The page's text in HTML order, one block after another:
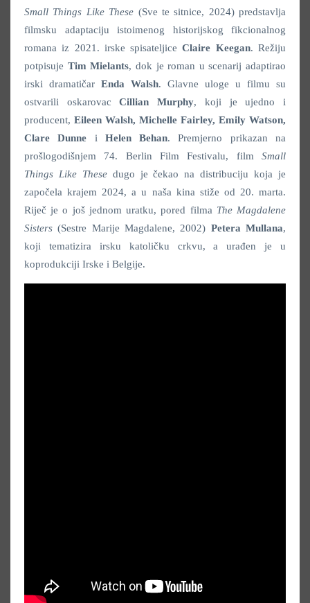
Small Things Like These (Sve te sitnice, 2024) predstavlja
filmsku adaptaciju istoimenog historijskog fikcionalnog
romana iz 2021. irske spisateljiceClaire Keegan. Režiju
potpisuje Tim Mielants, dok je roman u scenarij adaptirao
irski dramatičar Enda Walsh. Glavne uloge u filmu su
ostvarili oskarovacCillian Murphy, koji je ujedno i
producent, Eileen Walsh, Michelle Fairley, Emily Watson,
Clare Dunne i Helen Behan. Premjerno prikazan na
prošlogodišnjem 74. Berlin Film Festivalu, film Small
Things Like These dugo je čekao na distribuciju koja je
započela krajem 2024, a u naša kina stiže od 20. marta.
Riječ je o još jednom uratku, pored filma The Magdalene
Sisters(Sestre Marije Magdalene, 2002) Petera Mullana,
koji tematizira irsku katoličku crkvu, a urađen je u
koprodukciji Irske i Belgije.